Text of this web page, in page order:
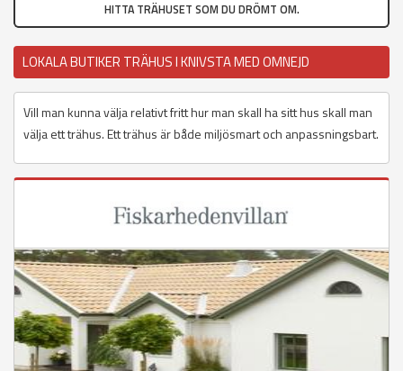
HITTA TRÄHUSET SOM DU DRÖMT OM.
LOKALA BUTIKER TRÄHUS I KNIVSTA MED OMNEJD
Vill man kunna välja relativt fritt hur man skall ha sitt hus skall man
välja ett trähus. Ett trähus är både miljösmart och anpassningsbart.